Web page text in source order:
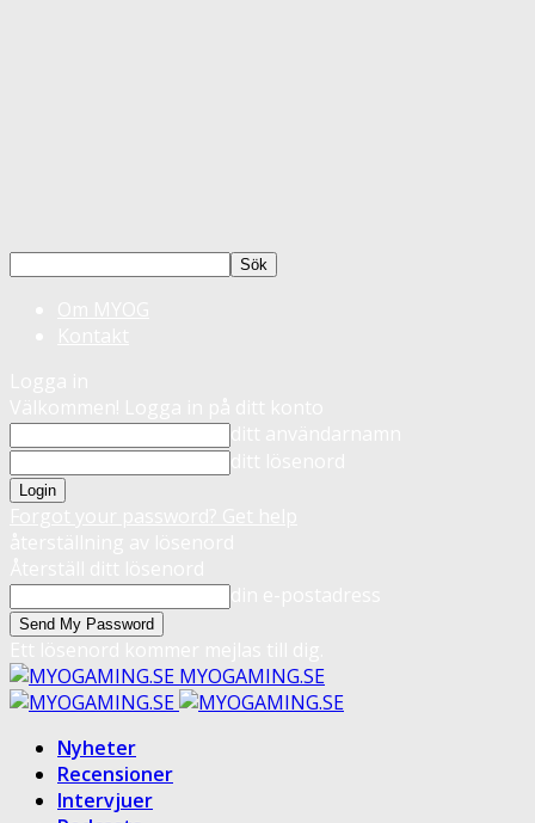
MYOGAMING.SE
Nyheter
Recensioner
Intervjuer